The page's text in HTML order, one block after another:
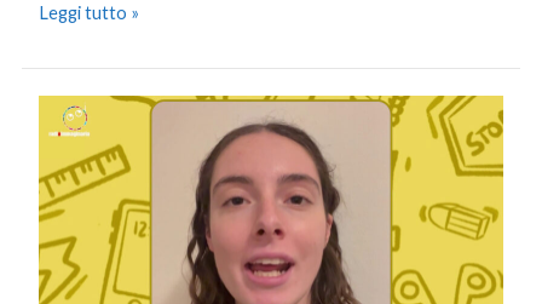
Leggi tutto »
Potenza,
via
libera
al
congedo
mestruale
a